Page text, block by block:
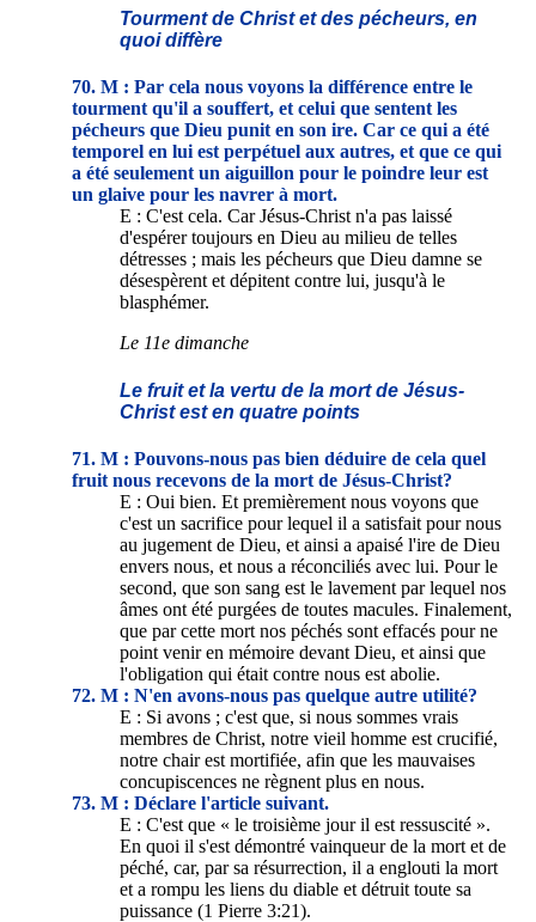
Tourment de Christ et des pécheurs, en
quoi diffère
70. M : Par cela nous voyons la différence entre le
tourment qu'il a souffert, et celui que sentent les
pécheurs que Dieu punit en son ire. Car ce qui a été
temporel en lui est perpétuel aux autres, et que ce qui
a été seulement un aiguillon pour le poindre leur est
un glaive pour les navrer à mort.
E : C'est cela. Car Jésus-Christ n'a pas laissé
d'espérer toujours en Dieu au milieu de telles
détresses ; mais les pécheurs que Dieu damne se
désespèrent et dépitent contre lui, jusqu'à le
blasphémer.
Le 11e dimanche
Le fruit et la vertu de la mort de Jésus-
Christ est en quatre points
71. M : Pouvons-nous pas bien déduire de cela quel
fruit nous recevons de la mort de Jésus-Christ?
E : Oui bien. Et premièrement nous voyons que
c'est un sacrifice pour lequel il a satisfait pour nous
au jugement de Dieu, et ainsi a apaisé l'ire de Dieu
envers nous, et nous a réconciliés avec lui. Pour le
second, que son sang est le lavement par lequel nos
âmes ont été purgées de toutes macules. Finalement,
que par cette mort nos péchés sont effacés pour ne
point venir en mémoire devant Dieu, et ainsi que
l'obligation qui était contre nous est abolie.
72. M : N'en avons-nous pas quelque autre utilité?
E : Si avons ; c'est que, si nous sommes vrais
membres de Christ, notre vieil homme est crucifié,
notre chair est mortifiée, afin que les mauvaises
concupiscences ne règnent plus en nous.
73. M : Déclare l'article suivant.
E : C'est que « le troisième jour il est ressuscité ».
En quoi il s'est démontré vainqueur de la mort et de
péché, car, par sa résurrection, il a englouti la mort
et a rompu les liens du diable et détruit toute sa
puissance (1 Pierre 3:21).